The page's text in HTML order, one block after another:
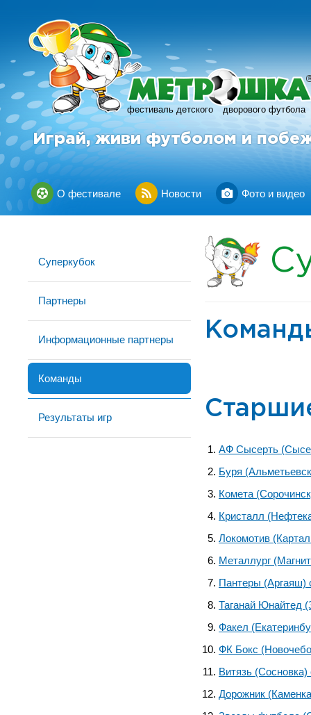
фестиваль детского дворового футбола
R
Играй, живи футболом и
О фестивале Новости Фото и видео
Суперкубок
Партнеры
Информационные партнеры
Команды
Результаты игр
АФ Сысерть
Буря
Комета
Кристалл
Локомотив
Металлург
Пантеры (Аргаяш)
Таганай Юнайтед
Факел
ФК Бокс
Витязь
Дорожник